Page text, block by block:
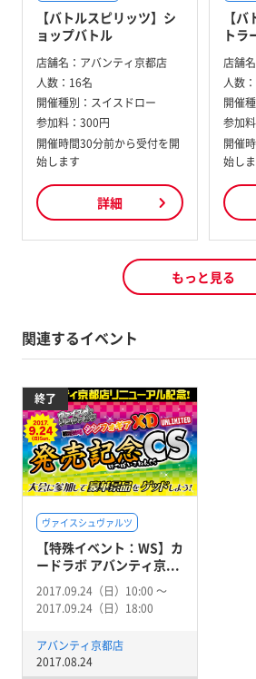
【バトルスピリッツ】シ
ョップバトル
店舗名： アバンティ京都店
人数： 16名
開催種別： スイスドロー
参加料： 300円
開催時間30分前から受付を開
始します
詳細
【
トラ
店舗名
人数：
開催
参加料
開催
始し
もっと見る
関連するイベント
終了
ヴァイスシュヴァルツ
【特殊イベント：WS】カ
ードラボ アバンティ京...
2017.09.24（日）10:00 〜
2017.09.24（日）18:00
アバンティ京都店
2017.08.24